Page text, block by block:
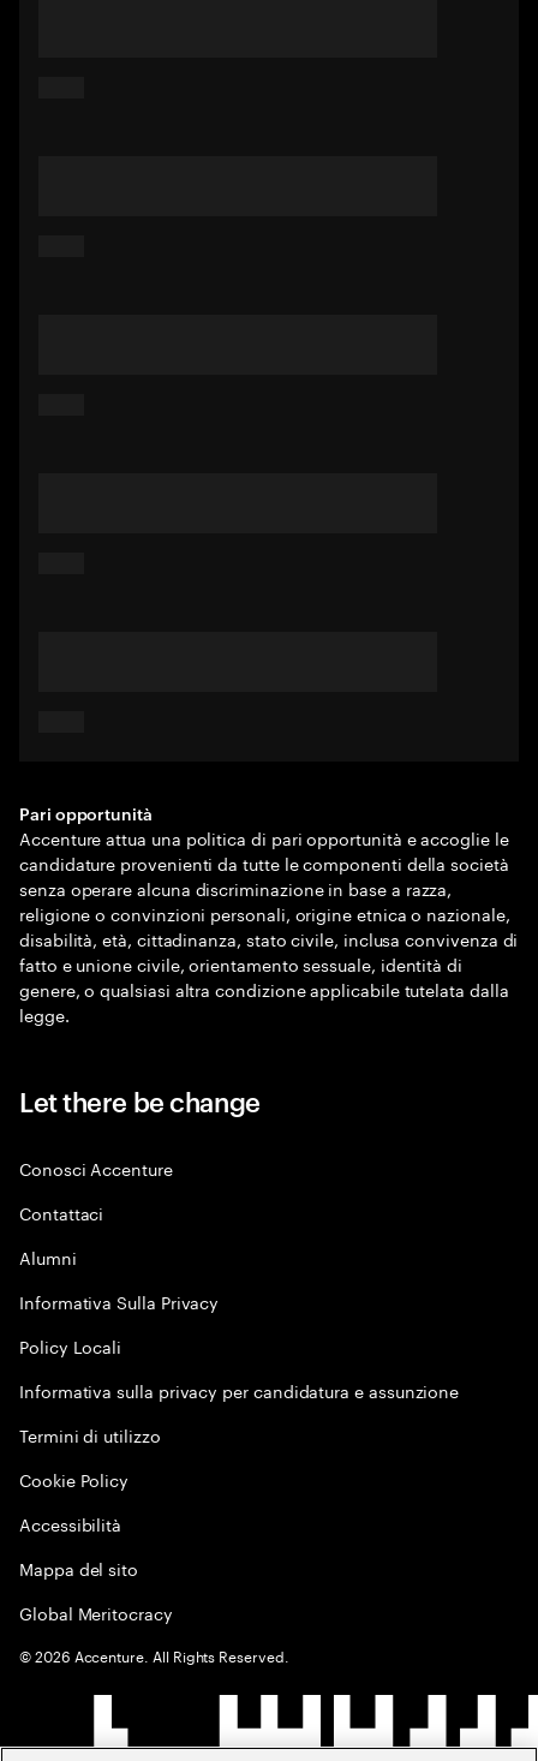
Pari opportunità
Accenture attua una politica di pari opportunità e accoglie le
candidature provenienti da tutte le componenti della società
senza operare alcuna discriminazione in base a razza,
religione o convinzioni personali, origine etnica o nazionale,
disabilità, età, cittadinanza, stato civile, inclusa convivenza di
fatto e unione civile, orientamento sessuale, identità di
genere, o qualsiasi altra condizione applicabile tutelata dalla
legge.
Let there be change
Conosci Accenture
Contattaci
Alumni
Informativa Sulla Privacy
Policy Locali
Informativa sulla privacy per candidatura e assunzione
Termini di utilizzo
Cookie Policy
Accessibilità
Mappa del sito
Global Meritocracy
©2026 Accenture. All Rights Reserved.